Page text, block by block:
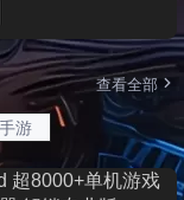
Legacy of
the Dark
Knight》
免安装中
影/Assass
in’s
Creed
Shadows
》免安装
版，非虚
拟机
-
生化危机
9：安魂
曲
（Reside
Requiem
）免安装
8月7日
月6日
游
查看全部